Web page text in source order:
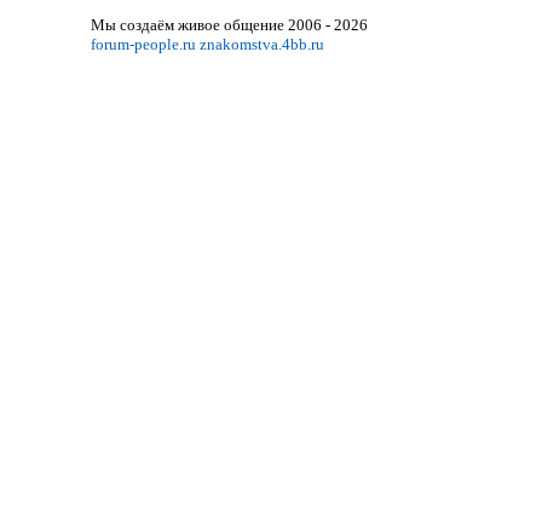
Мы создаём живое общение 2006 - 2026
forum-people.ru znakomstva.4bb.ru